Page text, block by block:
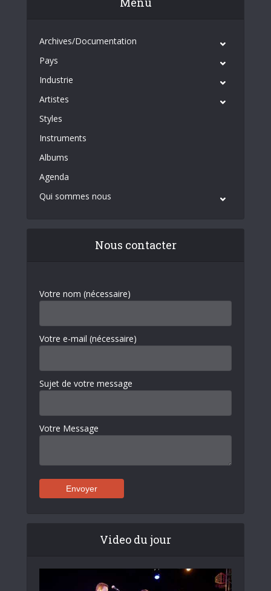
Archives/Documentation
Pays
Industrie
Artistes
Styles
Instruments
Albums
Agenda
Qui sommes nous
Nous contacter
Votre nom (nécessaire)
Votre e-mail (nécessaire)
Sujet de votre message
Votre Message
Video du jour